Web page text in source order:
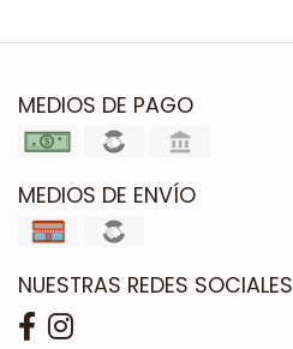
MEDIOS DE PAGO
MEDIOS DE ENVÍO
NUESTRAS REDES SOCIALES